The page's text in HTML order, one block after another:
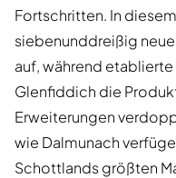
Fortschritten. In
siebenunddreißig
auf, während
Glenfiddich die
Erweiterungen
wie Dalmunach
Schottlands größten